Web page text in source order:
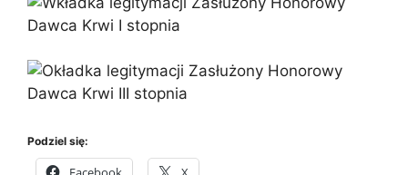
Podziel się: